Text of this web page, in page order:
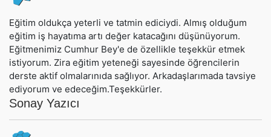
Eğitim oldukça yeterli ve tatmin ediciydi. Almış olduğum
eğitim iş hayatıma artı değer katacağını düşünüyorum.
Eğitmenimiz Cumhur Bey'e de özellikle teşekkür etmek
istiyorum. Zira eğitim yeteneği sayesinde öğrencilerin
derste aktif olmalarınıda sağlıyor. Arkadaşlarımada tavsiye
ediyorum ve edeceğim.Teşekkürler.
Sonay Yazıcı